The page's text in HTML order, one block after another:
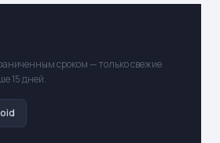
сроком — только свежие
15 дней.